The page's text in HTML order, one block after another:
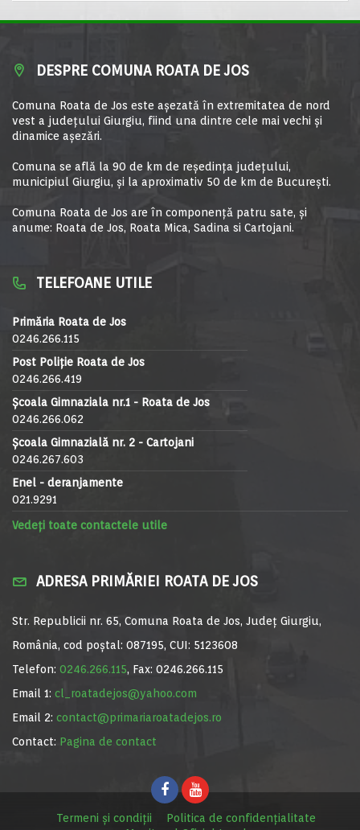
DESPRE COMUNA ROATA DE JOS
Comuna Roata de Jos este aşezată în extremitatea de nord
vest a judeţului Giurgiu, fiind una dintre cele mai vechi şi
dinamice aşezări.
Comuna se află la 90 de km de reşedinţa judeţului,
municipiul Giurgiu, şi la aproximativ 50 de km de Bucureşti.
Comuna Roata de Jos are în componență patru sate, și
anume: Roata de Jos, Roata Mica, Sadina si Cartojani.
TELEFOANE UTILE
Primăria Roata de Jos
0246.266.115
Post Poliție Roata de Jos
0246.266.419
Școala Gimnaziala nr.1 - Roata de Jos
0246.266.062
Școala Gimnazială nr. 2 - Cartojani
0246.267.603
Enel - deranjamente
021.9291
Vedeți toate contactele utile
ADRESA PRIMĂRIEI ROATA DE JOS
Str. Republicii nr. 65, Comuna Roata de Jos, Județ Giurgiu,
România, cod poștal: 087195, CUI: 5123608
Telefon: 0246.266.115, Fax: 0246.266.115
Email 1: cl_roatadejos@yahoo.com
Email 2: contact@primariaroatadejos.ro
Contact: Pagina de contact
Termeni și condiții
Politica de confidențialitate